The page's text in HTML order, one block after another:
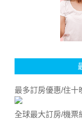
最多訂房優惠/住十
全球最大訂房/機票